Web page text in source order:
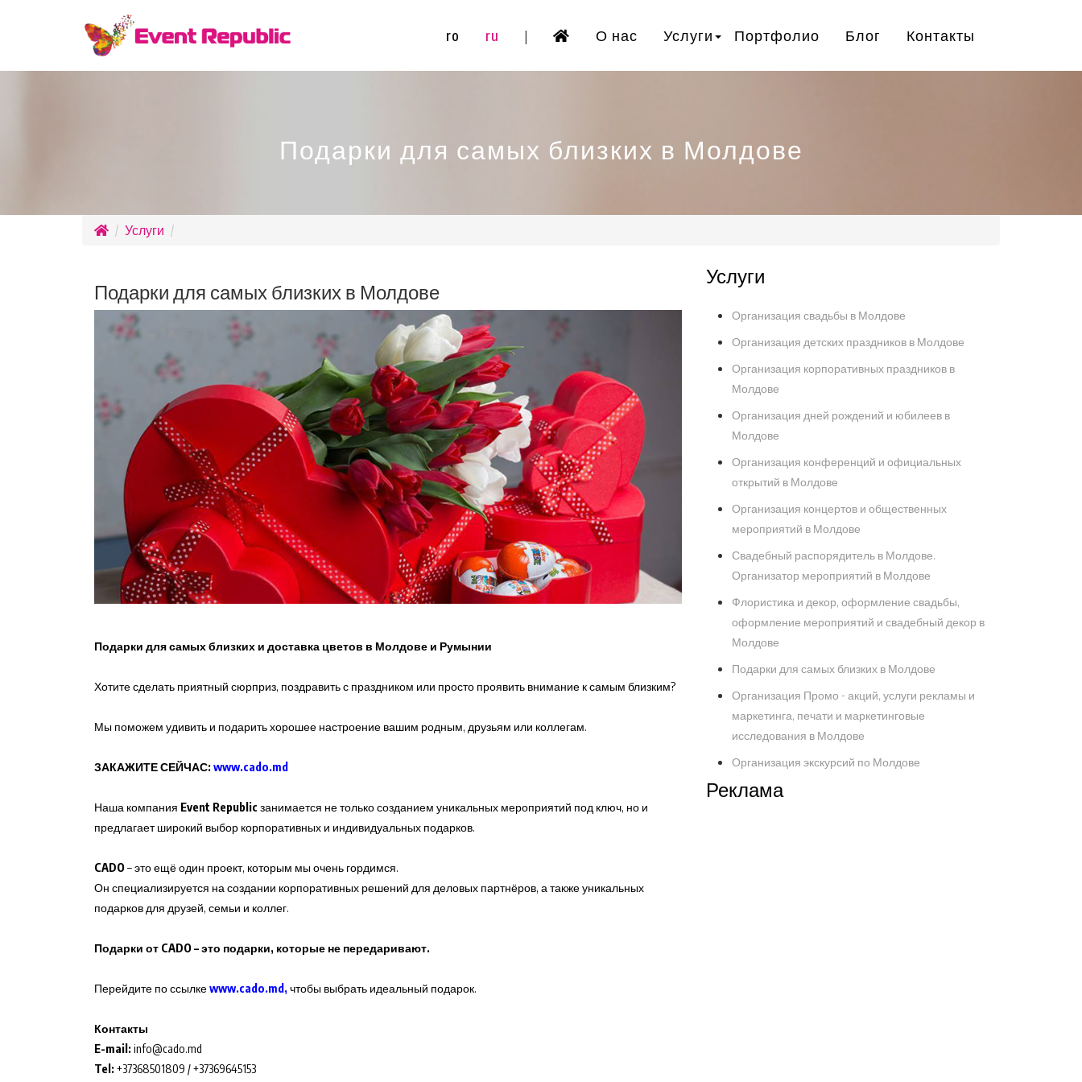
ro ru | О нас Услуги Портфолио Блог Контакты
Подарки для самых близких в Молдове
Услуги
Подарки для самых близких в Молдове
Подарки для самых близких и доставка цветов в Молдове и Румынии
Хотите сделать приятный сюрприз, поздравить с праздником или просто проявить внимание к самым близким?
Мы поможем удивить и подарить хорошее настроение вашим родным, друзьям или коллегам.
ЗАКАЖИТЕ СЕЙЧАС:www.cado.md
Наша компания Event Republic занимается не только созданием уникальных мероприятий под ключ, но и
предлагает широкий выбор корпоративных и индивидуальных подарков.
CADO– это ещё один проект, которым мы очень гордимся.
Он специализируется на создании корпоративных решений для деловых партнёров, а также уникальных
подарков для друзей, семьи и коллег.
Подарки от CADO – это подарки, которые не передаривают.
Перейдите по ссылкеwww.cado.md, чтобы выбрать идеальный подарок.
Контакты
E-mail:info@cado.md
Tel:+37368501809 / +37369645153
Услуги
Организация свадьбы в Молдове
Организация детских праздников в Молдове
Организация корпоративных праздников в
Молдове
Организация дней рождений и юбилеев в
Молдове
Организация конференций и официальных
открытий в Молдове
Организация концертов и общественных
мероприятий в Молдове
Свадебный распорядитель в Молдове.
Организатор мероприятий в Молдове
Флористика и декор, оформление свадьбы,
оформление мероприятий и свадебный декор в
Молдове
Подарки для самых близких в Молдове
Организация Промо - акций, услуги рекламы и
маркетинга, печати и маркетинговые
исследования в Молдове
Организация экскурсий по Молдове
Реклама